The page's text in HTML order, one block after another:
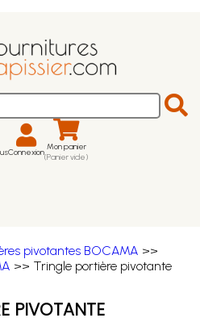
Connexion Mon panier
(Panier vide)
pivotantes BOCAMA >>
>> Tringle portière pivotante
PIVOTANTE